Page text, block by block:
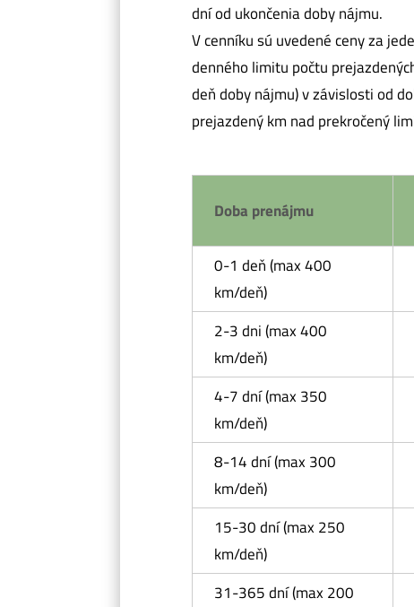
dní od ukončenia doby nájmu.
V cenníku sú uvedené ceny za
denného limitu počtu
deň doby nájmu) v závislosti od
prejazdený km nad prekročený
Doba prenájmu
0-1 deň (max 400
km/deň)
2-3 dni (max 400
km/deň)
4-7 dní (max 350
km/deň)
8-14 dní (max 300
km/deň)
15-30 dní (max 250
km/deň)
31-365 dní (max 200